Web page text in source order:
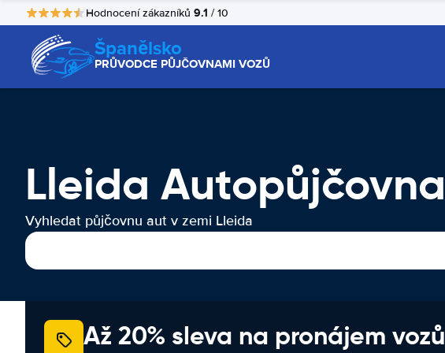
Hodnocení zákazníků 9.1 / 10
Španělsko
PRŮVODCE PŮJČOVNAMI VOZŮ
Lleida Autopůjčovna
Vyhledat půjčovnu aut v zemi Lleida
Až 20% sleva na pronájem vozů